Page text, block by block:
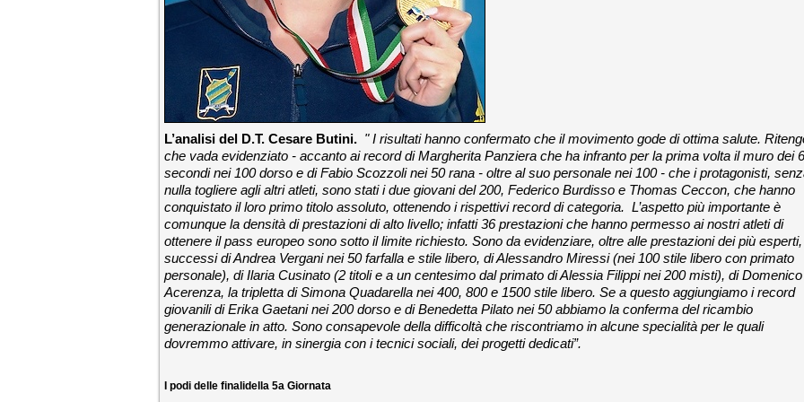
L’analisi del D.T. Cesare Butini. " I risultati hanno confermato che il movimento gode di ottima salute.
che vada evidenziato - accanto ai record di Margherita Panziera che ha infranto per la prima volta il muro dei
secondi nei 100 dorso e di Fabio Scozzoli nei 50 rana - oltre al suo personale nei 100 - che i protagonisti,
nulla togliere agli altri atleti, sono stati i due giovani del 200, Federico Burdisso e Thomas Ceccon, che hanno
conquistato il loro primo titolo assoluto, ottenendo i rispettivi record di categoria. L’aspetto più importante è
comunque la densità di prestazioni di alto livello; infatti 36 prestazioni che hanno permesso ai nostri atleti di
ottenere il pass europeo sono sotto il limite richiesto. Sono da evidenziare, oltre alle prestazioni dei più
successi di Andrea Vergani nei 50 farfalla e stile libero, di Alessandro Miressi (nei 100 stile libero con primato
personale), di Ilaria Cusinato (2 titoli e a un centesimo dal primato di Alessia Filippi nei 200 misti), di Domenico
Acerenza, la tripletta di Simona Quadarella nei 400, 800 e 1500 stile libero. Se a questo aggiungiamo i record
giovanili di Erika Gaetani nei 200 dorso e di Benedetta Pilato nei 50 abbiamo la conferma del ricambio
generazionale in atto. Sono consapevole della difficoltà che riscontriamo in alcune specialità per le quali
dovremmo attivare, in sinergia con i tecnici sociali, dei progetti dedicati”.
I podi delle finalidella 5a Giornata